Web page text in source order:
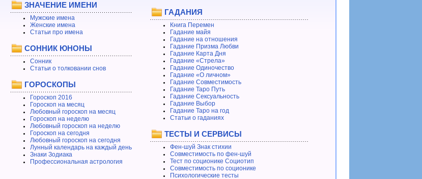
ЗНАЧЕНИЕ ИМЕНИ
Мужские имена
Женские имена
Статьи про имена
СОННИК ЮНОНЫ
Сонник
Статьи о толковании снов
ГОРОСКОПЫ
Гороскоп 2016
Гороскоп на месяц
Любовный гороскоп на месяц
Гороскоп на неделю
Любовный гороскоп на неделю
Гороскоп на сегодня
Любовный гороскоп на сегодня
Лунный календарь на каждый день
Знаки Зодиака
Профессиональная астрология
ГАДАНИЯ
Книга Перемен
Гадание майя
Гадание на отношения
Гадание Призма Любви
Гадание Карта Дня
Гадание «Стрела»
Гадание Одиночество
Гадание «О личном»
Гадание Совместимость
Гадание Таро Путь
Гадание Сексуальность
Гадание Выбор
Гадание Таро на год
Статьи о гаданиях
ТЕСТЫ И СЕРВИСЫ
Фен-шуй Знак стихии
Совместимость по фен-шуй
Тест по соционике Социотип
Совместимость по соционике
Психологические тесты